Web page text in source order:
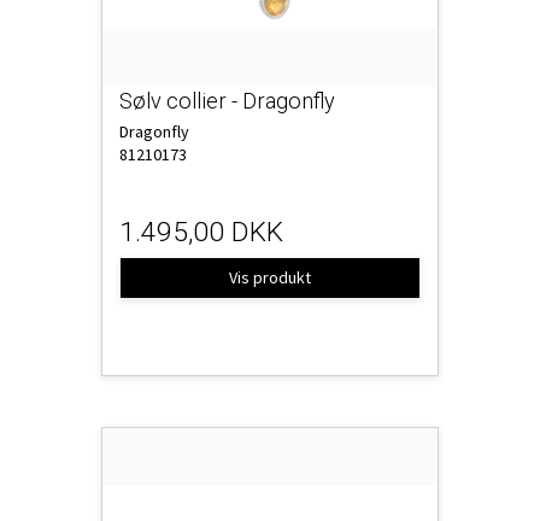
Sølv collier - Dragonfly
Dragonfly
81210173
1.495,00 DKK
Vis produkt